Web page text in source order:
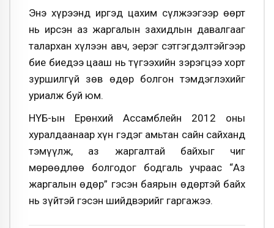
Энэ хүрээнд иргэд цахим сүлжээгээр өөрт
нь ирсэн аз жаргалын захидлын давалгааг
талархан хүлээн авч, эерэг сэтгэгдэлтэйгээр
бие биедээ цааш нь түгээхийн зэрэгцээ хорт
зуршилгүй зөв өдөр болгон тэмдэглэхийг
уриалж буй юм.
НҮБ-ын Ерөнхий Ассамблейн 2012 оны
хуралдаанаар хүн гэдэг амьтан сайн сайханд
тэмүүлж, аз жаргалтай байхыг чиг
мөрөөдлөө болгодог бодгаль учраас “Аз
жаргалын өдөр” гэсэн баярын өдөртэй байх
нь зүйтэй гэсэн шийдвэрийг гаргажээ.